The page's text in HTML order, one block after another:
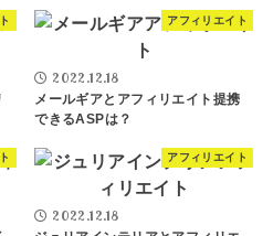
アフィリエイト
2022.12.18
メールギアとアフィリエイト提携
できるASPは？
アフィリエイト
2022.12.18